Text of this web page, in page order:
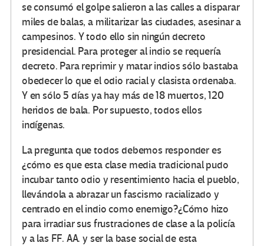
se consumó el golpe salieron a las calles a disparar
miles de balas, a militarizar las ciudades, asesinar a
campesinos. Y todo ello sin ningún decreto
presidencial. Para proteger al indio se requería
decreto. Para reprimir y matar indios sólo bastaba
obedecer lo que el odio racial y clasista ordenaba.
Y en sólo 5 días ya hay más de 18 muertos, 120
heridos de bala. Por supuesto, todos ellos
indígenas.
La pregunta que todos debemos responder es
¿cómo es que esta clase media tradicional pudo
incubar tanto odio y resentimiento hacia el pueblo,
llevándola a abrazar un fascismo racializado y
centrado en el indio como enemigo?¿Cómo hizo
para irradiar sus frustraciones de clase a la policía
y a las FF. AA. y ser la base social de esta